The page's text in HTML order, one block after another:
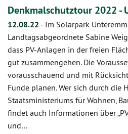
Denkmalschutztour 2022 -
12.08.22 - Im Solarpark
Landtagsabgeordnete Sabine
dass PV-Anlagen in der freien
gut zusammengehen. Die
vorausschauend und mit
Funde planen. Wer sich durch die
Staatsministeriums für Wohnen,
findet auch Informationen über
und…